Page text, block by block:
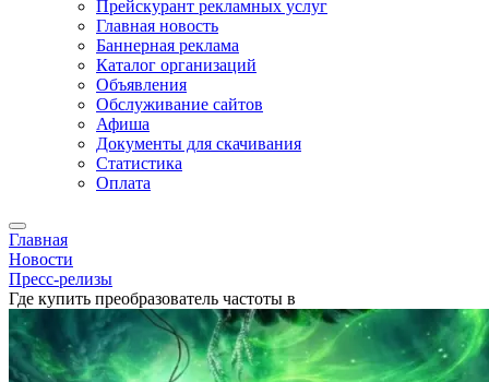
Прейскурант рекламных услуг
Главная новость
Баннерная реклама
Каталог организаций
Объявления
Обслуживание сайтов
Афиша
Документы для скачивания
Статистика
Оплата
Главная
Новости
Пресс-релизы
Где купить преобразователь частоты в